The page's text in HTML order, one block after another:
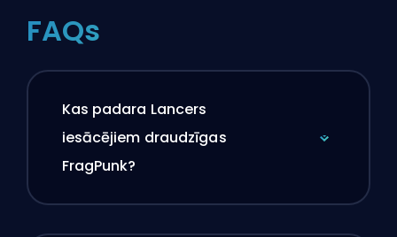
FAQs
Kas padara Lancers
iesācējiem draudzīgas
FragPunk?